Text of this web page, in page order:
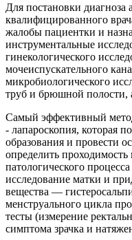
Для постановки диагноза
квалифицированного
жалобы пациентки и
инструментальные
гинекологического
мочеиспускательного
микробиологического
труб и брюшной полости,
Самый эффективный
- лапароскопия, которая
образования и провести
определить
патологического
исследование матки и
вещества —
менструального цикла
тесты (измерение
симптома зрачка и